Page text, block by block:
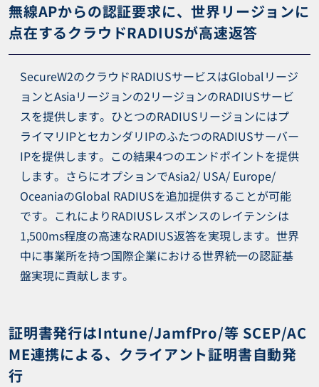
無線APからの認証要求に、世界リージョンに
点在するクラウドRADIUSが高速返答
SecureW2のクラウドRADIUSサービスはGlobalリージ
ョンとAsiaリージョンの2リージョンのRADIUSサービ
スを提供します。ひとつのRADIUSリージョンにはプ
ライマリIPとセカンダリIPのふたつのRADIUSサーバー
IPを提供します。この結果4つのエンドポイントを提供
します。さらにオプションでAsia2/ USA/ Europe/
OceaniaのGlobal RADIUSを追加提供することが可能
です。これによりRADIUSレスポンスのレイテンシは
1,500ms程度の高速なRADIUS返答を実現します。世界
中に事業所を持つ国際企業における世界統一の認証基
盤実現に貢献します。
証明書発行はIntune/JamfPro/等 SCEP/AC
ME連携による、クライアント証明書自動発
行